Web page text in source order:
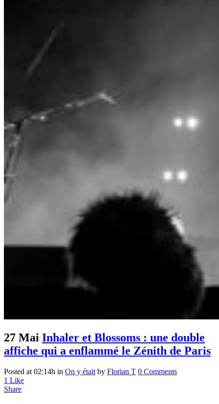
27 Mai Inhaler et Blossoms : une double
affiche qui a enflammé le Zénith de Paris
Posted at 02:14h in On y était by Florian T 0 Comments
1 Like
Share